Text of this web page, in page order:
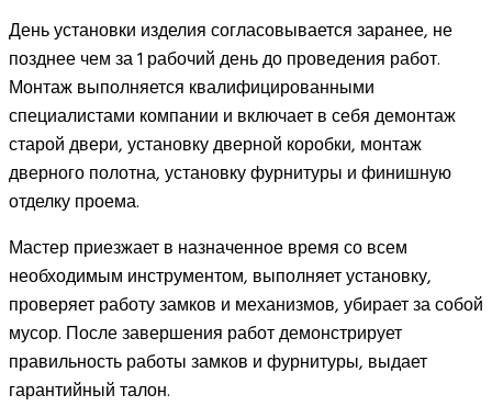
День установки изделия согласовывается заранее, не
позднее чем за 1 рабочий день до проведения работ.
Монтаж выполняется квалифицированными
специалистами компании и включает в себя демонтаж
старой двери, установку дверной коробки, монтаж
дверного полотна, установку фурнитуры и финишную
отделку проема.
Мастер приезжает в назначенное время со всем
необходимым инструментом, выполняет установку,
проверяет работу замков и механизмов, убирает за собой
мусор. После завершения работ демонстрирует
правильность работы замков и фурнитуры, выдает
гарантийный талон.